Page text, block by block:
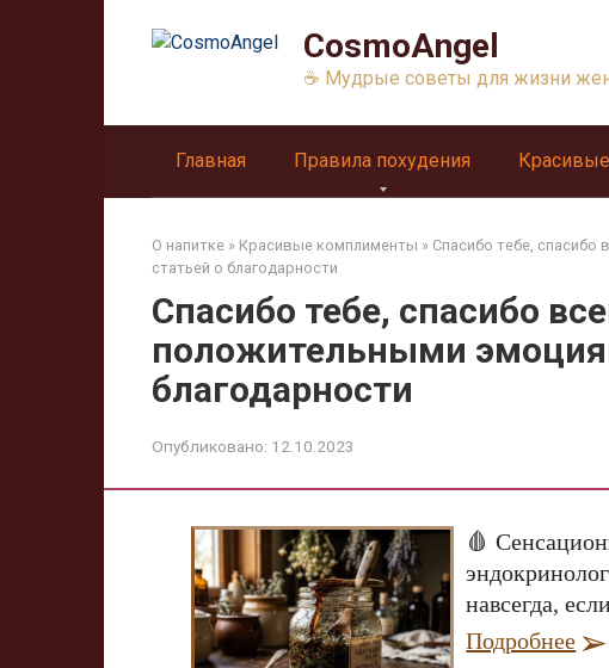
CosmoAngel
☕ Мудрые советы для жизни
Главная Правила похудения
О напитке » Красивые комплименты » Спасибо тебе,
статьей о благодарности
Спасибо тебе, спасибо
положительными
благодарности
Опубликовано: 12.10.2023
🩸
навсегда,
Подробнее